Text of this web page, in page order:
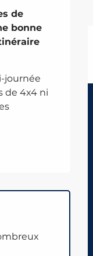
de
bonne
journée
de 4x4 ni